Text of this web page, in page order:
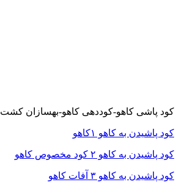
کود پاشی کاهو-کوددهی کاهو-بهسازان کشت
کود پاشیدن به کاهو ۱کاهو
کود پاشیدن به کاهو ۲ کود مخصوص کاهو
کود پاشیدن به کاهو ۳ آفات کاهو